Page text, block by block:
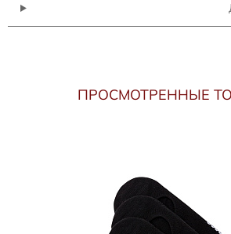
ПРОСМОТРЕННЫЕ